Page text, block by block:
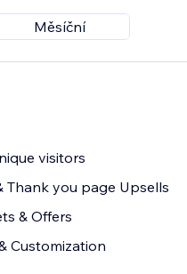
Měsíční
visitors
Thank you page Upsells
& Offers
Customization